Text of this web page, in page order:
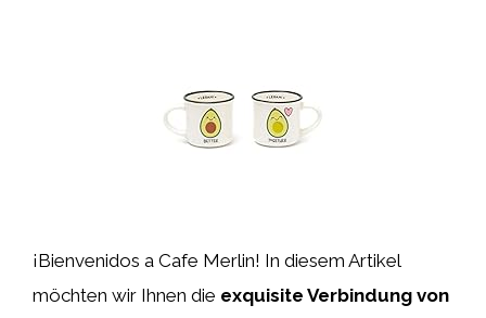
¡Bienvenidos a Cafe Merlin! In diesem Artikel
möchten wir Ihnen die exquisite Verbindung von